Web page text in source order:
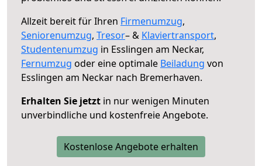
Allzeit bereit für Ihren Firmenumzug,
Seniorenumzug, Tresor– & Klaviertransport,
Studentenumzug in Esslingen am Neckar,
Fernumzug oder eine optimale Beiladung von
Esslingen am Neckar nach Bremerhaven.
Erhalten Sie jetzt in nur wenigen Minuten
unverbindliche und kostenfreie Angebote.
Kostenlose Angebote erhalten